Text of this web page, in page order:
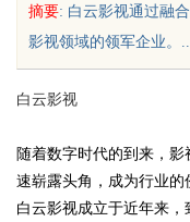
摘要: 白云影视通过融
影视领域的领军企业。
白云影视
随着数字时代的到来，
速崭露头角，成为行业的
白云影视成立于近年来
配眼镜